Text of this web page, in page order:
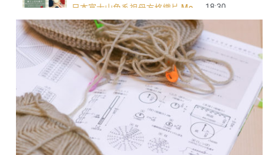
18:30
長針的加針及減針 increase and decrease of double crochet
中長針的加針及減針 increase and decrease of half double crochet
內鉤短針及外鉤短針的鉤織做法教學 How to make fbsc and bpsc for crochet
內鉤長針及外鉤長針的鉤織做法教學 How to make fbdc and bpdc for crochet